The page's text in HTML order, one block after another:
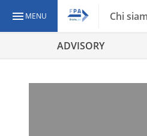
MENU Chi
ADVISORY